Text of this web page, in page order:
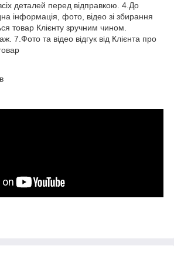
деталей перед відправкою. 4.До
інформація, фото, відео зі збирання
товар Клієнту зручним чином.
7.Фото та відео відгук від Клієнта про